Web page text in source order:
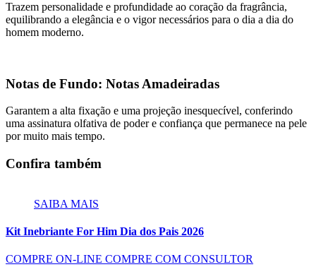
Trazem personalidade e profundidade ao coração da fragrância,
equilibrando a elegância e o vigor necessários para o dia a dia do
homem moderno.
Notas de Fundo: Notas Amadeiradas
Garantem a alta fixação e uma projeção inesquecível, conferindo
uma assinatura olfativa de poder e confiança que permanece na pele
por muito mais tempo.
Confira também
SAIBA MAIS
Kit Inebriante For Him Dia dos Pais 2026
COMPRE ON-LINE COMPRE COM CONSULTOR